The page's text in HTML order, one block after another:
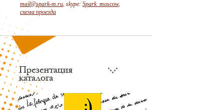
mail@spark-m.ru, skype: Spark_moscow,
схема проезда